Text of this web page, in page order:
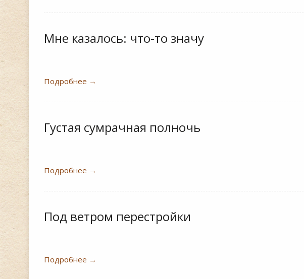
Мне казалось: что-то значу
Подробнее →
Густая сумрачная полночь
Подробнее →
Под ветром перестройки
Подробнее →